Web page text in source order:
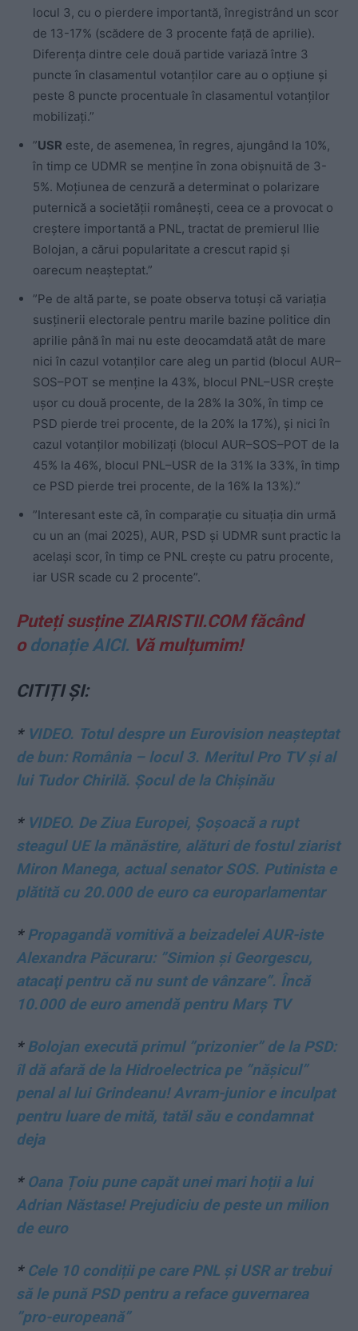
locul 3, cu o pierdere importantă, înregistrând un scor
de 13-17% (scădere de 3 procente faţă de aprilie).
Diferenţa dintre cele două partide variază între 3
puncte în clasamentul votanţilor care au o opţiune şi
peste 8 puncte procentuale în clasamentul votanţilor
mobilizaţi.”
”USR este, de asemenea, în regres, ajungând la 10%,
în timp ce UDMR se menţine în zona obişnuită de 3-
5%. Moţiunea de cenzură a determinat o polarizare
puternică a societăţii româneşti, ceea ce a provocat o
creştere importantă a PNL, tractat de premierul Ilie
Bolojan, a cărui popularitate a crescut rapid şi
oarecum neaşteptat.”
”Pe de altă parte, se poate observa totuşi că variaţia
susţinerii electorale pentru marile bazine politice din
aprilie până în mai nu este deocamdată atât de mare
nici în cazul votanţilor care aleg un partid (blocul AUR–
SOS–POT se menţine la 43%, blocul PNL–USR creşte
uşor cu două procente, de la 28% la 30%, în timp ce
PSD pierde trei procente, de la 20% la 17%), şi nici în
cazul votanţilor mobilizaţi (blocul AUR–SOS–POT de la
45% la 46%, blocul PNL–USR de la 31% la 33%, în timp
ce PSD pierde trei procente, de la 16% la 13%).”
”Interesant este că, în comparaţie cu situaţia din urmă
cu un an (mai 2025), AUR, PSD şi UDMR sunt practic la
acelaşi scor, în timp ce PNL creşte cu patru procente,
iar USR scade cu 2 procente”.
Puteți susține ZIARISTII.COM făcând
o donație AICI. Vă mulțumim!
CITIȚI ȘI:
* VIDEO. Totul despre un Eurovision neașteptat
de bun: România – locul 3. Meritul Pro TV și al
lui Tudor Chirilă. Șocul de la Chișinău
* VIDEO. De Ziua Europei, Șoșoacă a rupt
steagul UE la mănăstire, alături de fostul ziarist
Miron Manega, actual senator SOS. Putinista e
plătită cu 20.000 de euro ca europarlamentar
*Propagandă vomitivă a beizadelei AUR-iste
Alexandra Păcuraru: ”Simion şi Georgescu,
atacaţi pentru că nu sunt de vânzare”. Încă
10.000 de euro amendă pentru Marș TV
*Bolojan execută primul ”prizonier” de la PSD:
îl dă afară de la Hidroelectrica pe ”nășicul”
penal al lui Grindeanu! Avram-junior e inculpat
pentru luare de mită, tatăl său e condamnat
deja
* Oana Țoiu pune capăt unei mari hoții a lui
Adrian Năstase! Prejudiciu de peste un milion
de euro
* Cele 10 condiții pe care PNL și USR ar trebui
să le pună PSD pentru a reface guvernarea
”pro-europeană”